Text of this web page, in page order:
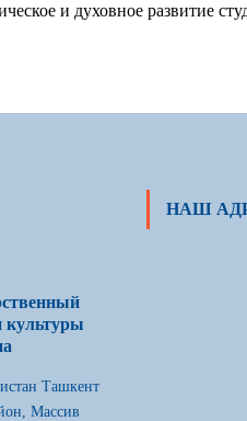
и духовное развитие
культуры
Ташкент
Массив
НАШ